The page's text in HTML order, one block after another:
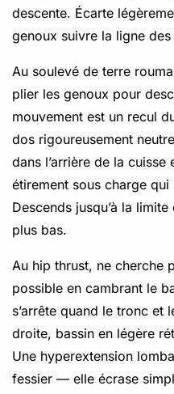
descente. Écarte
genoux suivre la ligne
Au soulevé de terre
plier les genoux pour
mouvement est un recul
dos rigoureusement
dans l’arrière de la
étirement sous charge
Descends jusqu’à la
plus bas.
Au hip thrust, ne cherche
possible en cambrant le
s’arrête quand le tronc et
droite, bassin en légère
Une hyperextension
fessier — elle écrase